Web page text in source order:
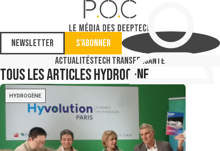
Newsletter
S'abonner
ActualitésTech TransferSanté
Tous les articlesHydrogène
HYDROGÈNE